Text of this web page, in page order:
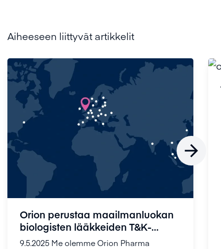
Aiheeseen liittyvät artikkelit
Orion perustaa maailmanluokan
biologisten lääkkeiden T&K-
keskuks...
9.5.2025 Me olemme Orion Pharma
